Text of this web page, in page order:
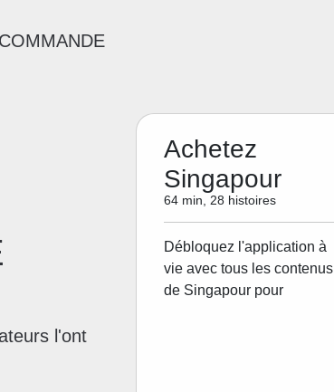
l'ont
Achetez
Singapour
64 min, 28 histoires
Débloquez l'application à
vie avec tous les contenus
de Singapour pour